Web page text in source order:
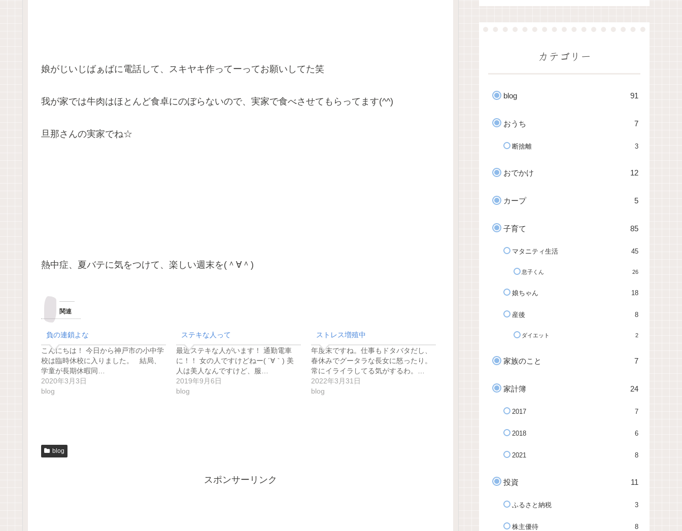
娘がじいじばぁばに電話して、スキヤキ作ってーってお願いしてた笑
我が家では牛肉はほとんど食卓にのぼらないので、実家で食べさせてもらってます(^^)
旦那さんの実家でね☆
熱中症、夏バテに気をつけて、楽しい週末を( ＾∀＾)
関連
負の連鎖よな
こんにちは！ 今日から神戸市の小中学
校は臨時休校に入りました。 結局、
学童が長期休暇同…
2020年3月3日
blog
ステキな人って
最近ステキな人がいます！ 通勤電車
に！！ 女の人ですけどねー( ´∀｀) 美
人は美人なんですけど、服…
2019年9月6日
blog
ストレス増殖中
年度末ですね。仕事もドタバタだし、
春休みでグータラな長女に怒ったり。
常にイライラしてる気がするわ。…
2022年3月31日
blog
blog
スポンサーリンク
カテゴリー
blog 91
おうち 7
断捨離 3
おでかけ 12
カープ 5
子育て 85
マタニティ生活 45
息子くん 26
娘ちゃん 18
産後 8
ダイエット 2
家族のこと 7
家計簿 24
2017 7
2018 6
2021 8
投資 11
ふるさと納税 3
株主優待 8